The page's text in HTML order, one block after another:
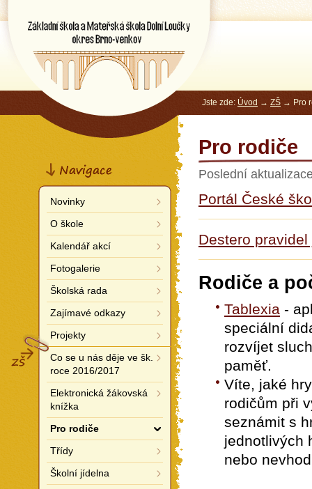
Dolní Loučky
okres Brno-venkov
Jste zde: Úvod → ZŠ → Pro
Pro rodiče
Poslední
Portál České
Destero
Rodiče a
Tablexia -
speciální
rozvíjet
paměť.
Víte, jaké
rodičům při
seznámit s
jednotlivých
nebo
Navigace
Novinky
O škole
Kalendář akcí
Fotogalerie
Školská rada
Zajímavé odkazy
Projekty
Co se u nás děje ve šk.
roce 2016/2017
Elektronická žákovská
knížka
Pro rodiče
Třídy
Školní jídelna